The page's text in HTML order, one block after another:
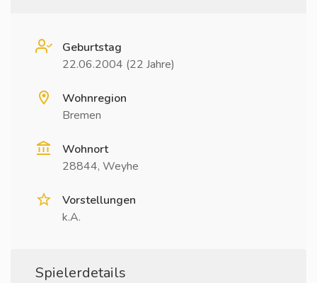
Geburtstag
22.06.2004 (22 Jahre)
Wohnregion
Bremen
Wohnort
28844, Weyhe
Vorstellungen
k.A.
Spielerdetails